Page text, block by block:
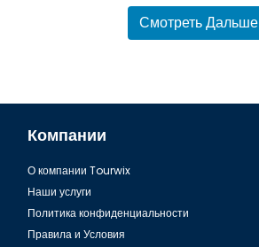
Смотреть Дальше
Компании
О компании Tourwix
Наши услуги
Политика конфиденциальности
Правила и Условия